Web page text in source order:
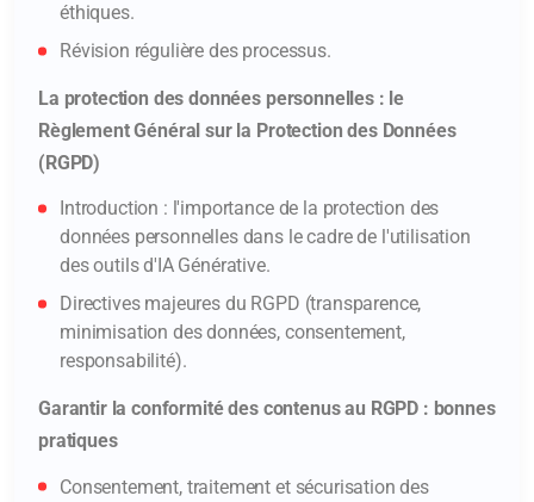
éthiques.
Révision régulière des processus.
La protection des données personnelles : le
Règlement Général sur la Protection des Données
(RGPD)
Introduction : l'importance de la protection des
données personnelles dans le cadre de l'utilisation
des outils d'IA Générative.
Directives majeures du RGPD (transparence,
minimisation des données, consentement,
responsabilité).
Garantir la conformité des contenus au RGPD : bonnes
pratiques
Consentement, traitement et sécurisation des